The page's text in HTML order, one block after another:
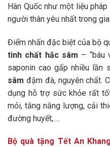
Hàn Quốc như một liệu
người thân yêu nhất trong
Điểm nhấn đặc biệt của bộ
tinh chất hắc sâm – “báu
saponin cao gấp nhiều lần
sâm đậm đà, nguyên chất.
dụng hỗ trợ sức khỏe rất
mỏi, tăng năng lượng, cải
đường huyết,….
Bộ quà tặng Tết An